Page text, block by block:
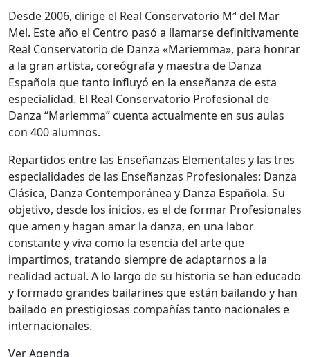
Desde 2006, dirige el Real Conservatorio Mª del Mar
Mel. Este año el Centro pasó a llamarse definitivamente
Real Conservatorio de Danza «Mariemma», para honrar
a la gran artista, coreógrafa y maestra de Danza
Española que tanto influyó en la enseñanza de esta
especialidad. El Real Conservatorio Profesional de
Danza “Mariemma” cuenta actualmente en sus aulas
con 400 alumnos.
Repartidos entre las Enseñanzas Elementales y las tres
especialidades de las Enseñanzas Profesionales: Danza
Clásica, Danza Contemporánea y Danza Española. Su
objetivo, desde los inicios, es el de formar Profesionales
que amen y hagan amar la danza, en una labor
constante y viva como la esencia del arte que
impartimos, tratando siempre de adaptarnos a la
realidad actual. A lo largo de su historia se han educado
y formado grandes bailarines que están bailando y han
bailado en prestigiosas compañías tanto nacionales e
internacionales.
Ver Agenda